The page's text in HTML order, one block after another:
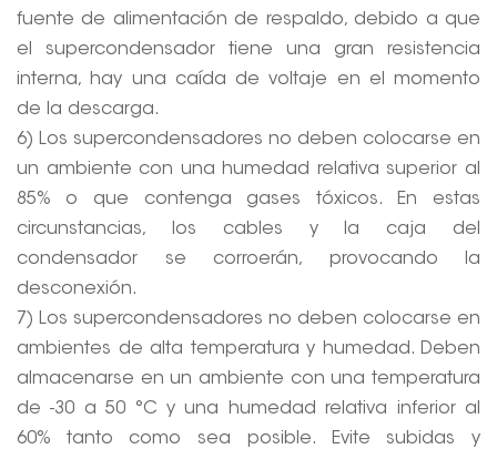
fuente de alimentación de respaldo, debido a que
el supercondensador tiene una gran resistencia
interna, hay una caída de voltaje en el momento
de la descarga.
6) Los supercondensadores no deben colocarse en
un ambiente con una humedad relativa superior al
85% o que contenga gases tóxicos. En estas
circunstancias, los cables y la caja del
condensador se corroerán, provocando la
desconexión.
7) Los supercondensadores no deben colocarse en
ambientes de alta temperatura y humedad. Deben
almacenarse en un ambiente con una temperatura
de -30 a 50 °C y una humedad relativa inferior al
60% tanto como sea posible. Evite subidas y